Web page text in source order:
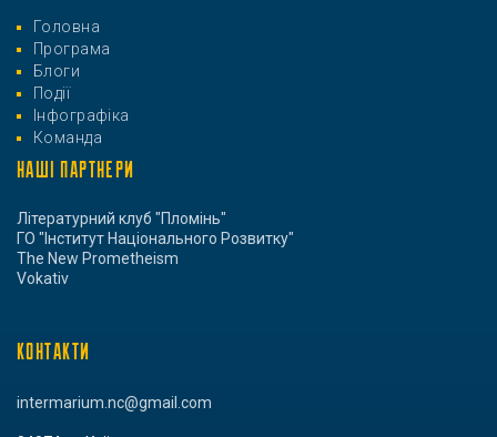
Головна
Програма
Блоги
Події
Інфографіка
Команда
НАШІ ПАРТНЕРИ
Літературний клуб "Пломінь"
ГО "Інститут Національного Розвитку"
The New Prometheism
Vokativ
КОНТАКТИ
intermarium.nc@gmail.com